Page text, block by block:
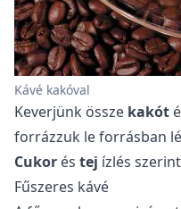
Kávé kakóval
Keverjünk össze kakót
forrázzuk le forrásban
Cukor és tej ízlés
Fűszeres kávé